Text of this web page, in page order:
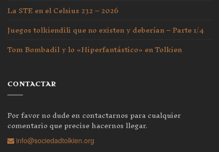
La STE en el Celsius 232 – 2026
Juegos tolkiendili que no existen y deberían – Parte 1/4
Tom Bombadil y lo «Hiperfantástico» en Tolkien
CONTACTAR
Por favor no dude en contactarnos para cualquier
comentario que precise hacernos llegar.
info@sociedadtolkien.org